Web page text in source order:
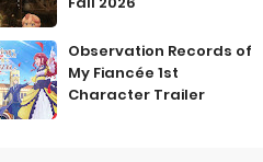
Observation Records of
My Fiancée 1st
Character Trailer